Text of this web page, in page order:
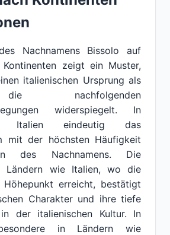
Nachnamens Bissolo auf
Kontinenten zeigt ein Muster,
italienischen Ursprung als
nachfolgenden
widerspiegelt. In
Italien eindeutig das
mit der höchsten Häufigkeit
des Nachnamens. Die
Ländern wie Italien, wo die
Höhepunkt erreicht, bestätigt
Charakter und ihre tiefe
in der italienischen Kultur. In
in Ländern wie